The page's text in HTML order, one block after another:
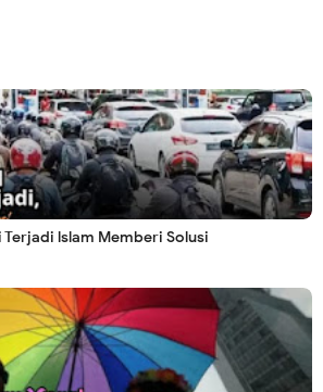
lslam Memberi Solusi